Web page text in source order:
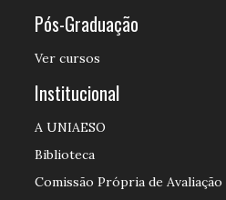
Pós-Graduação
Ver cursos
Institucional
A UNIAESO
Biblioteca
Comissão Própria de Avaliação